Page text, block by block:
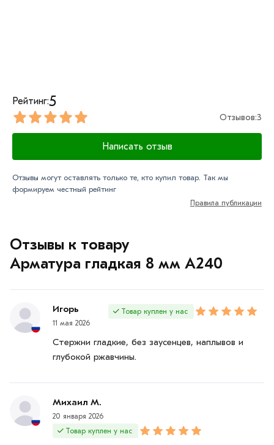
Отзывы к товару
Арматура гладкая 8 мм A240
Игорь
11 мая 2026
Товар куплен у нас
Стержни гладкие, без заусенцев, наплывов и
глубокой ржавчины.
Михаил М.
20 января 2026
Товар куплен у нас
Рейтинг:5
Отзывов:3
Написать отзыв
Отзывы могут оставлять только те, кто купил товар. Так мы
формируем честный рейтинг
Правила публикации